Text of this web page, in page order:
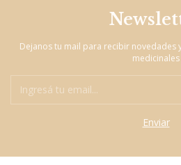
Dejanos tu mail para recibir novedades
medicinales